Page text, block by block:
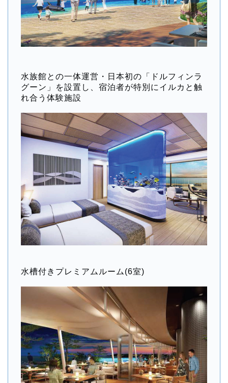
水族館との一体運営・日本初の「ドルフィンラ
グーン」を設置し、宿泊者が特別にイルカと触
れ合う体験施設
水槽付きプレミアムルーム(6室)